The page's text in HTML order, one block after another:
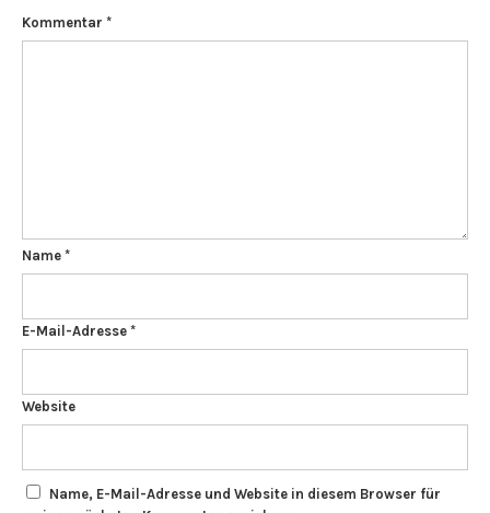
Kommentar *
Name *
E-Mail-Adresse *
Website
Name, E-Mail-Adresse und Website in diesem Browser für